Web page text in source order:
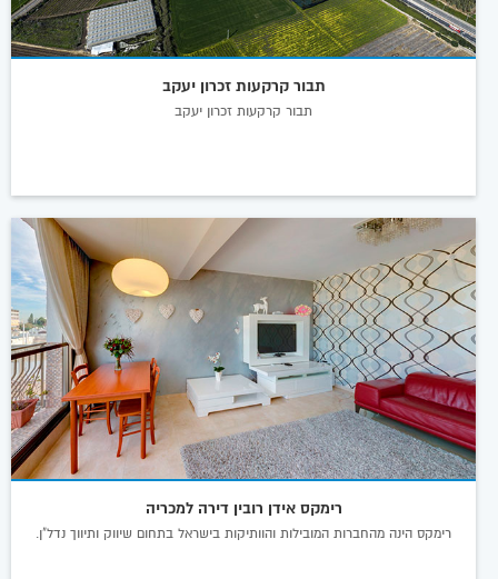
תבור קרקעות זכרון יעקב
תבור קרקעות זכרון יעקב
רימקס אידן רובין דירה למכריה
רימקס הינה מהחברות המובילות והוותיקות בישראל בתחום שיווק ותיווך נדל"ן.